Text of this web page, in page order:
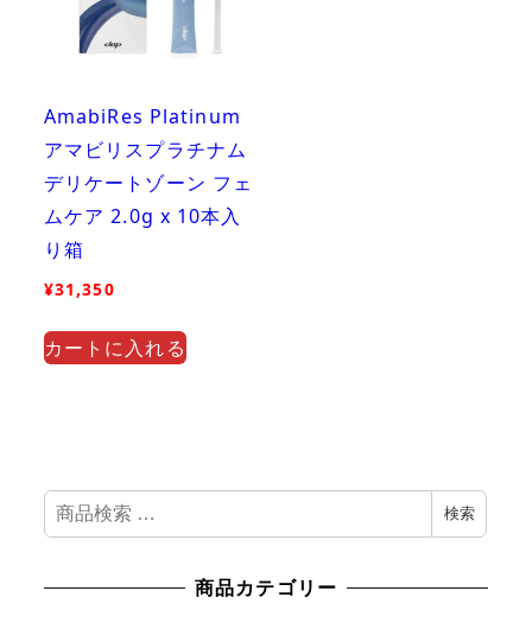
AmabiRes Platinum
アマビリスプラチナム
デリケートゾーン フェ
ムケア 2.0g x 10本入
り箱
¥31,350
カートに入れる
検
索
象
検索
商品カテゴリー